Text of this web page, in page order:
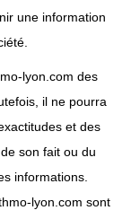
une information
lyon.com des
il ne pourra
et des
son fait ou du
informations.
lyon.com sont